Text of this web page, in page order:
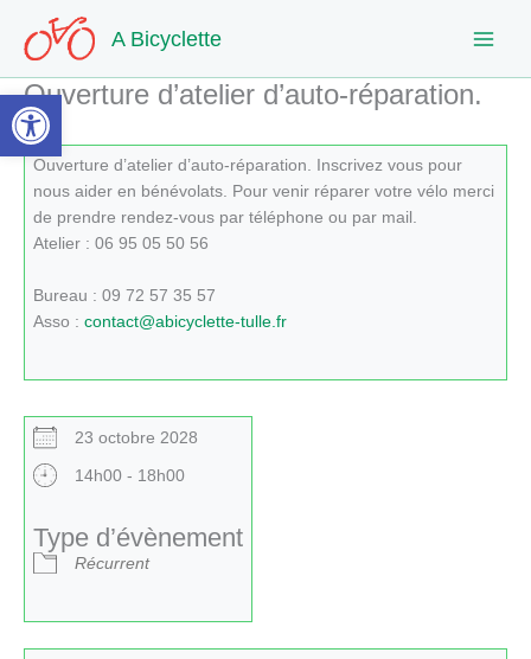
Ouvrir la barre d’outils
contenu
A Bicyclette
Ouverture d’atelier d’auto-réparation.
Ouverture d’atelier d’auto-réparation. Inscrivez vous pour
nous aider en bénévolats. Pour venir réparer votre vélo merci
de prendre rendez-vous par téléphone ou par mail.
Atelier : 06 95 05 50 56
Bureau : 09 72 57 35 57
Asso : contact@abicyclette-tulle.fr
23 octobre 2028
14h00 - 18h00
Type d’évènement
Récurrent